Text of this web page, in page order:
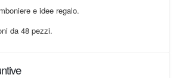
e idee regalo.
da 48 pezzi.